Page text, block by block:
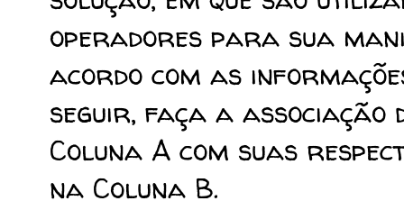
operadores para sua
acordo com as
seguir, faça a associação
Coluna A com suas
na Coluna B.